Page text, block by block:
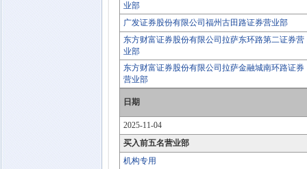
业部
广发证券股份有限公司福州古田路证券营业部
东方财富证券股份有限公司拉萨东环路第二证券营
业部
东方财富证券股份有限公司拉萨金融城南环路证券
营业部
日期
2025-11-04
买入前五名营业部
机构专用